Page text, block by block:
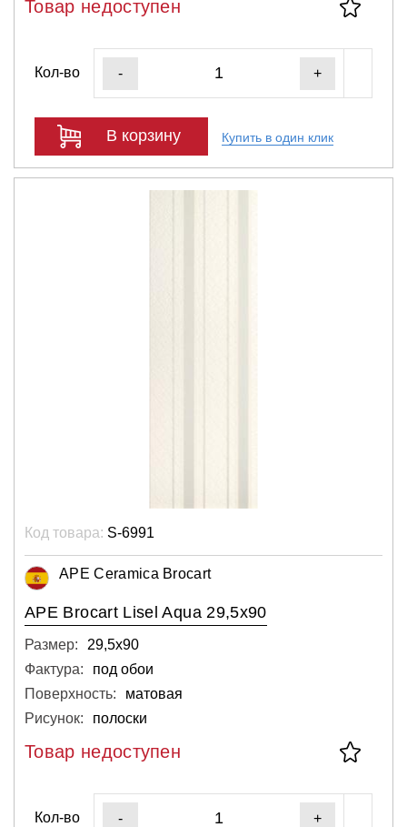
Товар недоступен
Кол-во - +
В корзину Купить в один клик
Код товара: S-6991
APE Ceramica Brocart
APE Brocart Lisel Aqua 29,5x90
Размер:
29,5х90
Фактура:
под обои
Поверхность:
матовая
Рисунок:
полоски
Товар недоступен
Кол-во - +